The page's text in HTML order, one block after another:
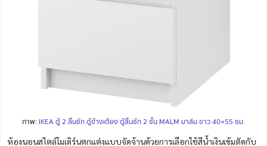
ภาพ: IKEA ตู้ 2 ลิ้นชัก ตู้ข้างเตียง ตู้ลิ้นชัก2 ชั้น MALM มาล์ม ขาว 40×55 ซม.
ห้องนอนสไตล์โมเดิร์นตกแต่งแบบจัดจ้านด้วยการเลือกใช้สีน้ำเงินเข้มตัดกับ